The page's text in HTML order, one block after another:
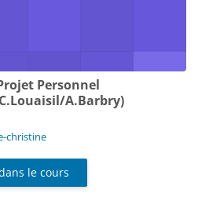
Personnel
A.Barbry)
christine
le cours